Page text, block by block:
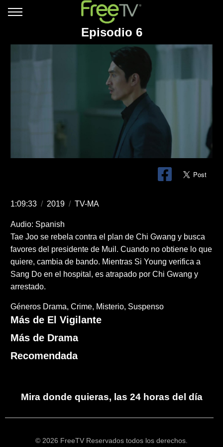
Episodio 6
1:09:33 / 2019 / TV-MA
Audio: Spanish
Tae Joo se rebela contra el plan de Chi Gwang y busca
favores del presidente de Muil. Cuando no obtiene lo que
quiere, cambia de bando. Mientras Si Young verifica a
Sang Do en el hospital, es atrapado por Chi Gwang y
arrestado.
Géneros Drama Crime Misterio Suspenso
Más de El Vigilante
Más de Drama
Recomendada
Mira donde quieras, las 24 horas del día
© 2026 FreeTV Reservados todos los derechos.